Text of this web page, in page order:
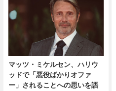
マッツ・ミケルセン、ハリウ
ッドで「悪役ばかりオファ
ー」されることへの思いを語